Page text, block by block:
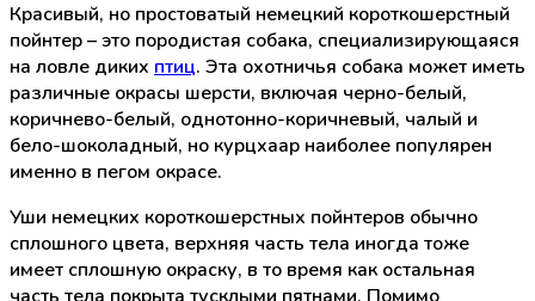
Красивый, но простоватый немецкий короткошерстный
пойнтер – это породистая собака, специализирующаяся
на ловле диких птиц. Эта охотничья собака может иметь
различные окрасы шерсти, включая черно-белый,
коричнево-белый, однотонно-коричневый, чалый и
бело-шоколадный, но курцхаар наиболее популярен
именно в пегом окрасе.
Уши немецких короткошерстных пойнтеров обычно
сплошного цвета, верхняя часть тела иногда тоже
имеет сплошную окраску, в то время как остальная